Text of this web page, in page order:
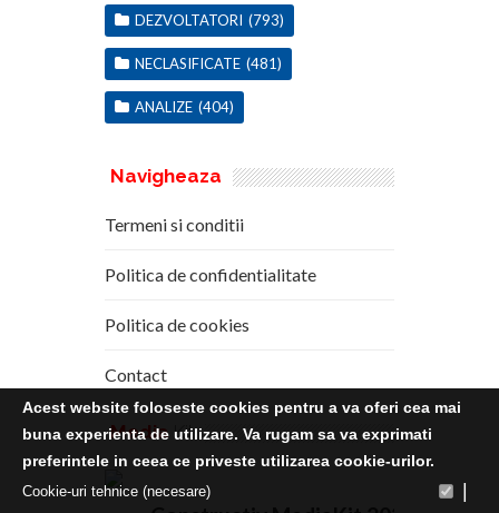
DEZVOLTATORI (793)
NECLASIFICATE (481)
ANALIZE (404)
Navigheaza
Termeni si conditii
Politica de confidentialitate
Politica de cookies
Contact
Media Kit
Acest website foloseste cookies pentru a va oferi cea mai
buna experienta de utilizare. Va rugam sa va exprimati
preferintele in ceea ce priveste utilizarea cookie-urilor.
Cookie-uri tehnice (necesare)